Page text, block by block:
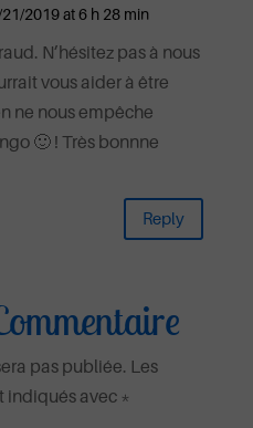
2019 at 6 h 28 min
N’hésitez pas à nous
vous aider à être
ne nous empêche
🙂 ! Très bonnne
Reply
pas publiée. Les
indiqués avec *